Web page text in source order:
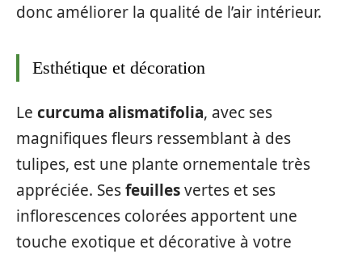
donc améliorer la qualité de l’air intérieur.
Esthétique et décoration
Le curcuma alismatifolia, avec ses
magnifiques fleurs ressemblant à des
tulipes, est une plante ornementale très
appréciée. Sesfeuillesvertes et ses
inflorescences colorées apportent une
touche exotique et décorative à votre